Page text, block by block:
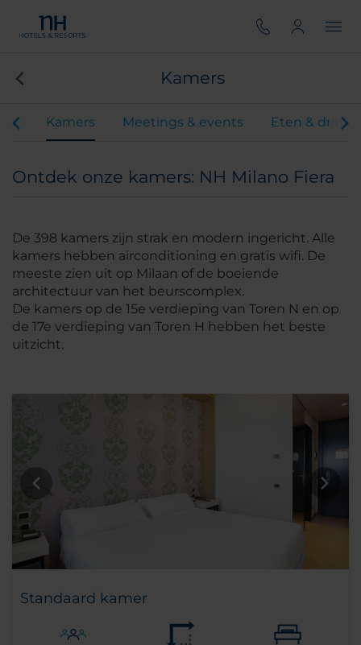
Kamers
Kamers Meetings & events Eten &
Ontdek onze kamers: NH Milano Fiera
De 398 kamers zijn strak en modern ingericht. Alle
kamers hebben airconditioning en gratis wifi. De
meeste zien uit op Milaan of de boeiende
architectuur van het beurscomplex.
De kamers op de 15e verdieping van Toren N en op
de 17e verdieping van Toren H hebben het beste
uitzicht.
Standaard kamer